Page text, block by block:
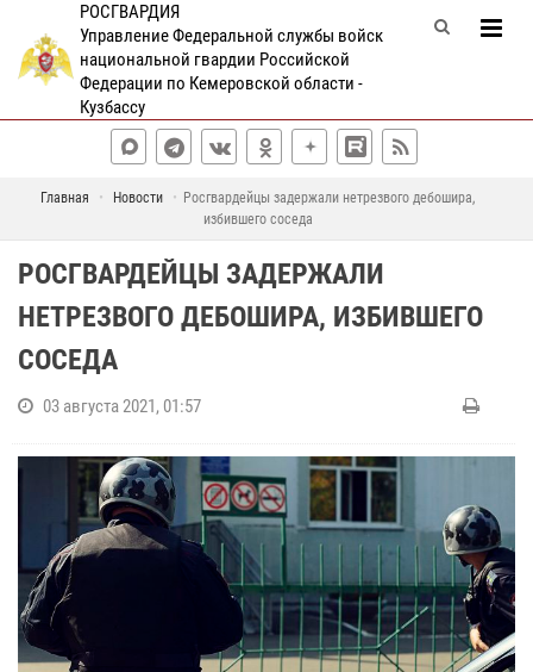
РОСГВАРДИЯ
Управление Федеральной службы войск
национальной гвардии Российской
Федерации по Кемеровской области -
Кузбассу
Главная Новости
Росгвардейцы задержали нетрезвого дебошира,
избившего соседа
РОСГВАРДЕЙЦЫ ЗАДЕРЖАЛИ
НЕТРЕЗВОГО ДЕБОШИРА, ИЗБИВШЕГО
СОСЕДА
03 августа 2021, 01:57